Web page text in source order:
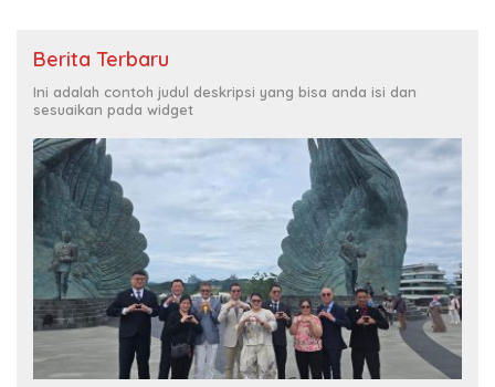
Berita Terbaru
Ini adalah contoh judul deskripsi yang bisa anda isi dan
sesuaikan pada widget